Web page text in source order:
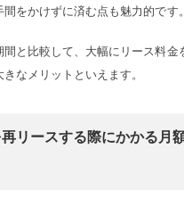
をかけずに済む点も魅力的です。
間と比較して、大幅にリース料金
なメリットといえます。
リースする際にかかる月